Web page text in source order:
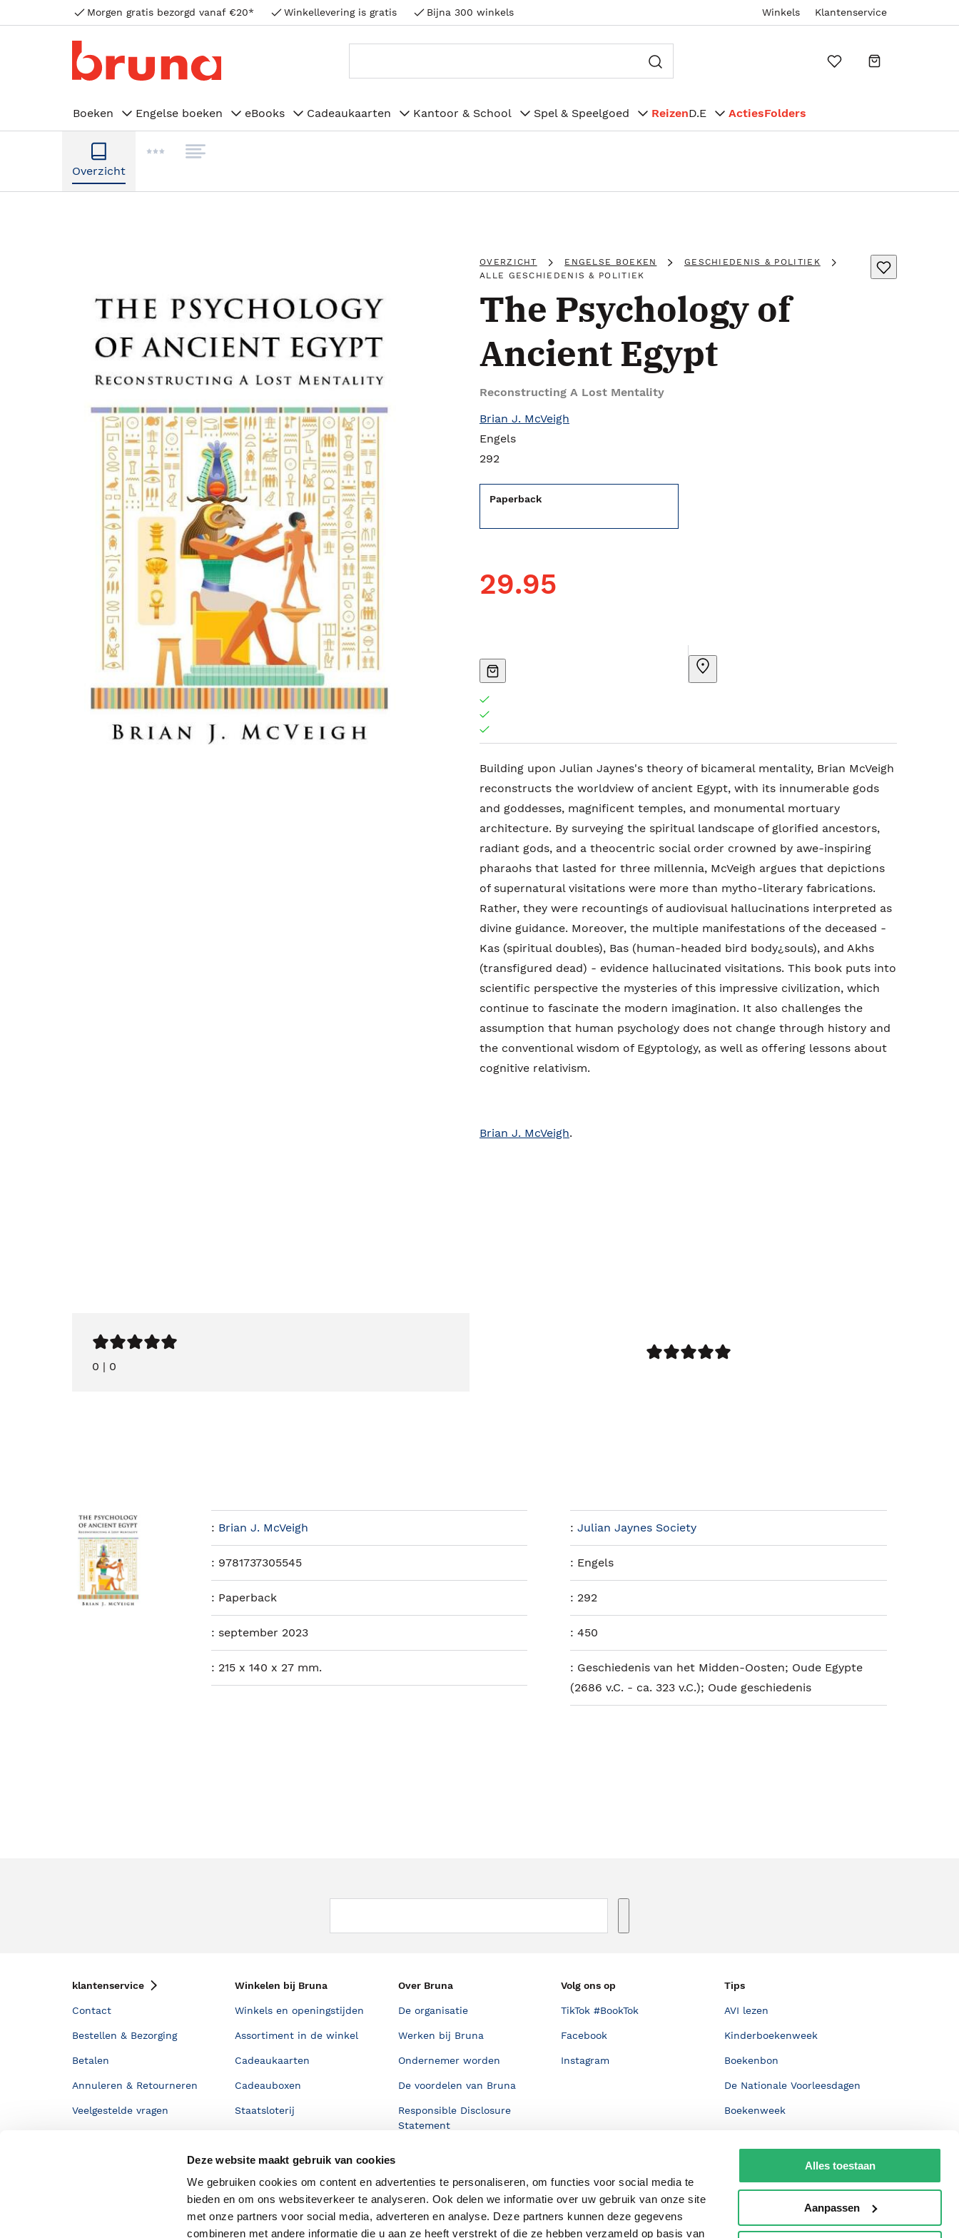
Deze website maakt gebruik van cookies
We gebruiken cookies om content en advertenties te personaliseren, om functies voor social media te
bieden en om ons websiteverkeer te analyseren. Ook delen we informatie over uw gebruik van onze site
met onze partners voor social media, adverteren en analyse. Deze partners kunnen deze gegevens
combineren met andere informatie die u aan ze heeft verstrekt of die ze hebben verzameld op basis van
Alles toestaan
Aanpassen
Morgen gratis bezorgd vanaf €20* Winkellevering is gratis Bijna 300 winkels Winkels Klantenservice
Boeken Engelse boeken eBooks Cadeaukaarten Kantoor & School Spel & Speelgoed ReizenD.E ActiesFolders
Overzicht
OVERZICHT ENGELSE BOEKEN
GESCHIEDENIS & POLITIEK
ALLE GESCHIEDENIS & POLITIEK
The Psychology of
Ancient Egypt
Reconstructing A Lost Mentality
Brian J. McVeigh
Engels
292
Paperback
29.95
Building upon Julian Jaynes's theory of bicameral mentality, Brian McVeigh
reconstructs the worldview of ancient Egypt, with its innumerable gods
and goddesses, magnificent temples, and monumental mortuary
architecture. By surveying the spiritual landscape of glorified ancestors,
radiant gods, and a theocentric social order crowned by awe-inspiring
pharaohs that lasted for three millennia, McVeigh argues that depictions
of supernatural visitations were more than mytho-literary fabrications.
Rather, they were recountings of audiovisual hallucinations interpreted as
divine guidance. Moreover, the multiple manifestations of the deceased -
Kas (spiritual doubles), Bas (human-headed bird body¿souls), and Akhs
(transfigured dead) - evidence hallucinated visitations. This book puts into
scientific perspective the mysteries of this impressive civilization, which
continue to fascinate the modern imagination. It also challenges the
assumption that human psychology does not change through history and
the conventional wisdom of Egyptology, as well as offering lessons about
cognitive relativism.
Brian J. McVeigh.
0 | 0
: Brian J. McVeigh :Julian Jaynes Society
: 9781737305545 : Engels
: Paperback : 292
: september 2023 :450
: 215 x 140 x 27 mm. : Geschiedenis van het Midden-Oosten; Oude Egypte
(2686 v.C. - ca. 323 v.C.); Oude geschiedenis
klantenservice
Contact
Bestellen & Bezorging
Betalen
Annuleren & Retourneren
Veelgestelde vragen
Winkelen bij Bruna
Winkels en openingstijden
Assortiment in de winkel
Cadeaukaarten
Cadeauboxen
Staatsloterij
Over Bruna
De organisatie
Werken bij Bruna
Ondernemer worden
De voordelen van Bruna
Responsible Disclosure
Statement
Volg ons op
TikTok #BookTok
Facebook
Instagram
Tips
AVI lezen
Kinderboekenweek
Boekenbon
De Nationale Voorleesdagen
Boekenweek